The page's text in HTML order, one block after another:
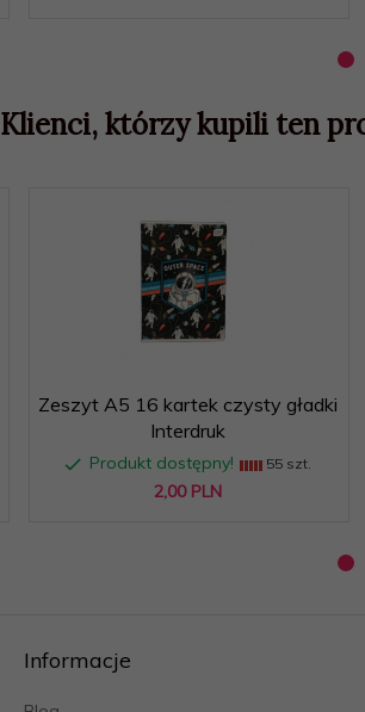
Klienci, którzy kupili ten
Zeszyt A5 16 kartek czysty gładki
Interdruk
Produkt dostępny! 55 szt.
2,00 PLN
Informacje